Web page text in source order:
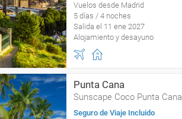
Vuelos desde Madrid
5 días / 4 noches
Salida el 11 ene 2027
Alojamiento y desayuno
Punta Cana
Sunscape Coco Punta Cana
Seguro de Viaje Incluido